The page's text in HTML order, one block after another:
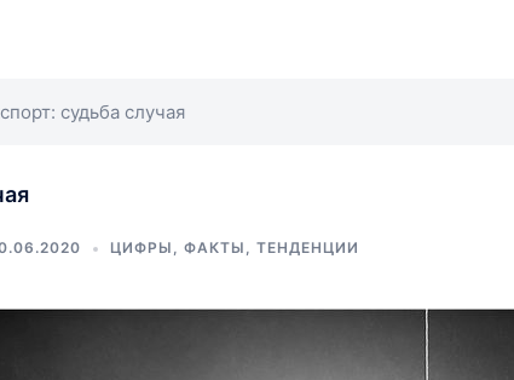
судьба случая
ЦИФРЫ, ФАКТЫ, ТЕНДЕНЦИИ